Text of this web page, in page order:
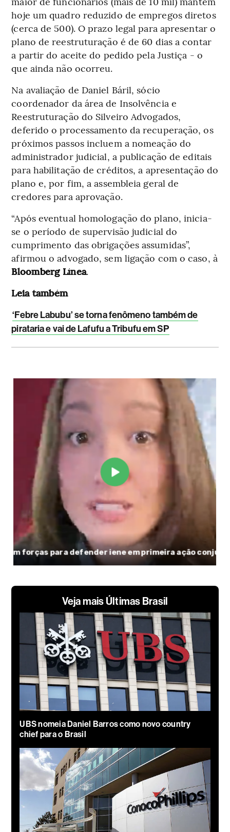
hoje um quadro reduzido de empregos diretos
(cerca de 500). O prazo legal para apresentar o
plano de reestruturação é de 60 dias a contar
a partir do aceite do pedido pela Justiça - o
que ainda não ocorreu.
Na avaliação de Daniel Báril, sócio
coordenador da área de Insolvência e
Reestruturação do Silveiro Advogados,
deferido o processamento da recuperação, os
próximos passos incluem a nomeação do
administrador judicial, a publicação de editais
para habilitação de créditos, a apresentação do
plano e, por fim, a assembleia geral de
credores para aprovação.
“Após eventual homologação do plano, inicia-
se o período de supervisão judicial do
cumprimento das obrigações assumidas”,
afirmou o advogado, sem ligação com o caso, à
Bloomberg Línea.
Leia também
‘Febre Labubu’ se torna fenômeno também de
pirataria e vai de Lafufu a Tribufu em SP
Veja mais Últimas Brasil
UBS nomeia Daniel Barros como novo country
chief para o Brasil